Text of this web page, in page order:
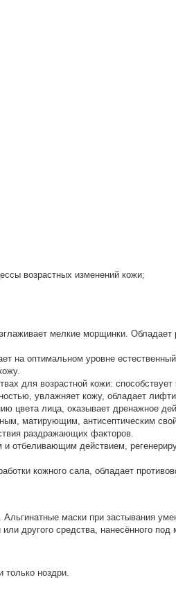
возрастных изменений кожи;
мелкие морщинки.
на оптимальном уровне
для возрастной кожи:
увлажняет кожу, обладает
цвета лица, оказывает дренажное
матирующим, антисептическим
раздражающих факторов.
отбеливающим действием,
кожного сала, обладает
маски при застывания
другого средства, нанесённого под
ноздри.